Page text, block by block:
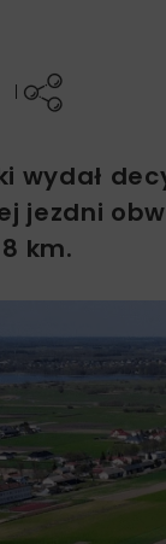
wydał
jezdni
km.